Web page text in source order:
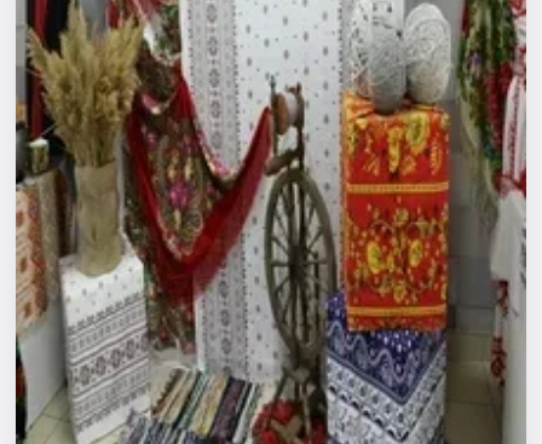
События
Города
Площадки
Артисты
Рейтинги